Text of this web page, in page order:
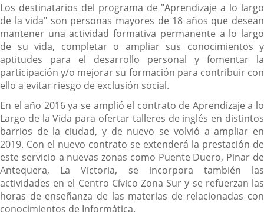
Los destinatarios del programa de "Aprendizaje a lo largo
de la vida" son personas mayores de 18 años que desean
mantener una actividad formativa permanente a lo largo
de su vida, completar o ampliar sus conocimientos y
aptitudes para el desarrollo personal y fomentar la
participación y/o mejorar su formación para contribuir con
ello a evitar riesgo de exclusión social.
En el año 2016 ya se amplió el contrato de Aprendizaje a lo
Largo de la Vida para ofertar talleres de inglés en distintos
barrios de la ciudad, y de nuevo se volvió a ampliar en
2019. Con el nuevo contrato se extenderá la prestación de
este servicio a nuevas zonas como Puente Duero, Pinar de
Antequera, La Victoria, se incorpora también las
actividades en el Centro Cívico Zona Sur y se refuerzan las
horas de enseñanza de las materias de relacionadas con
conocimientos de Informática.